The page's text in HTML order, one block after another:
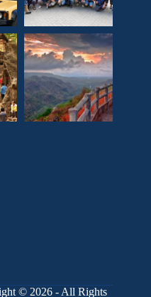
© 2026 - All Rights